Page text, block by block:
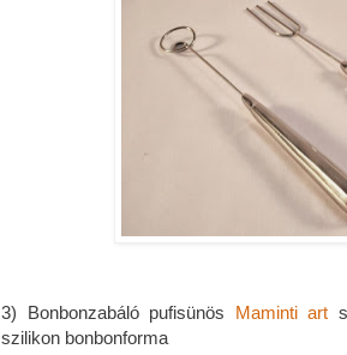
3) Bonbonzabáló pufisünös Maminti art
szilikon bonbonforma